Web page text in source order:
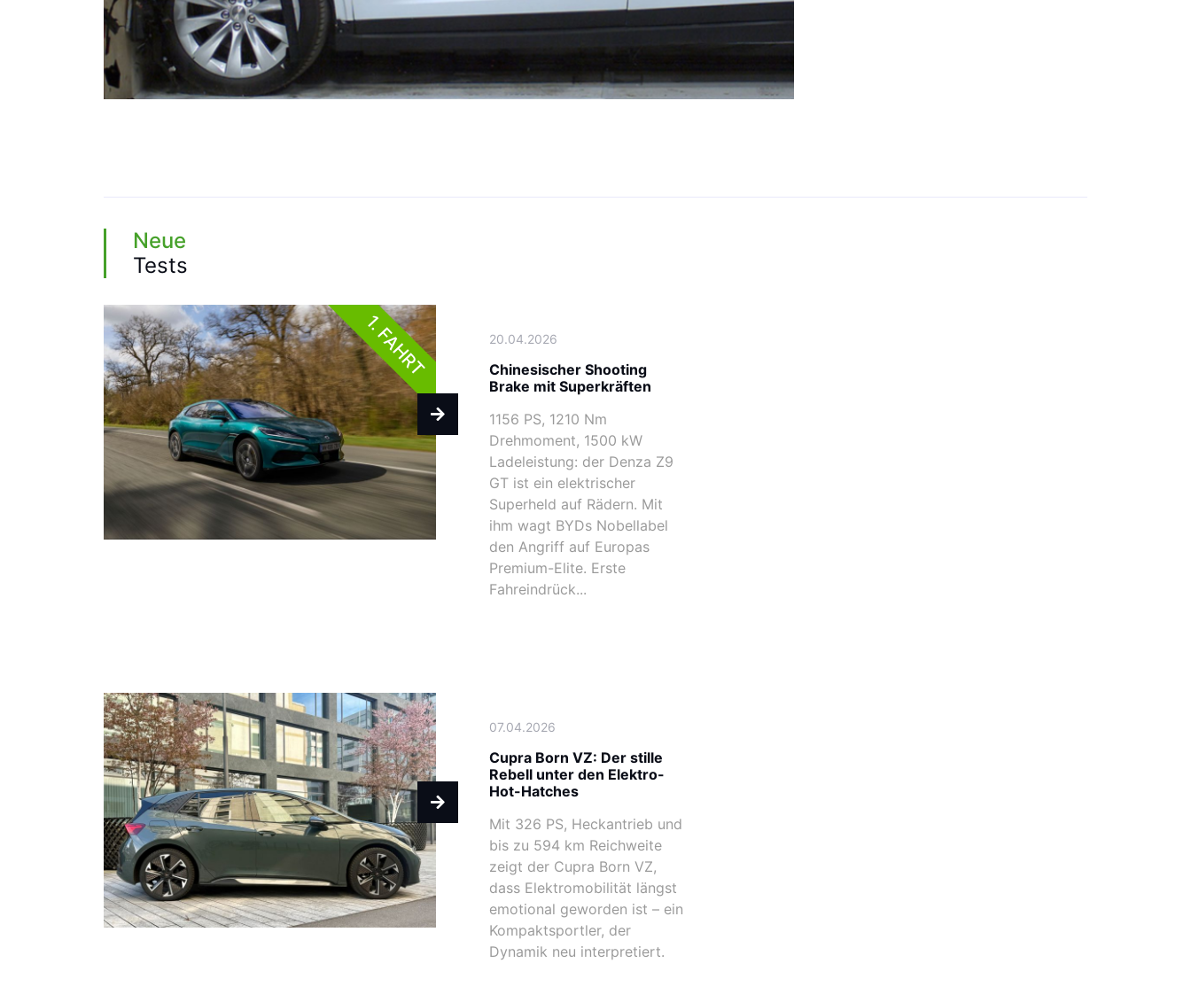
Neue
Tests
1. FAHRT 20.04.2026
Chinesischer Shooting
Brake mit Superkräften
1156 PS, 1210 Nm
Drehmoment, 1500 kW
Ladeleistung: der Denza Z9
GT ist ein elektrischer
Superheld auf Rädern. Mit
ihm wagt BYDs Nobellabel
den Angriff auf Europas
Premium-Elite. Erste
Fahreindrück...
07.04.2026
Cupra Born VZ: Der stille
Rebell unter den Elektro-
Hot-Hatches
Mit 326 PS, Heckantrieb und
bis zu 594 km Reichweite
zeigt der Cupra Born VZ,
dass Elektromobilität längst
emotional geworden ist – ein
Kompaktsportler, der
Dynamik neu interpretiert.